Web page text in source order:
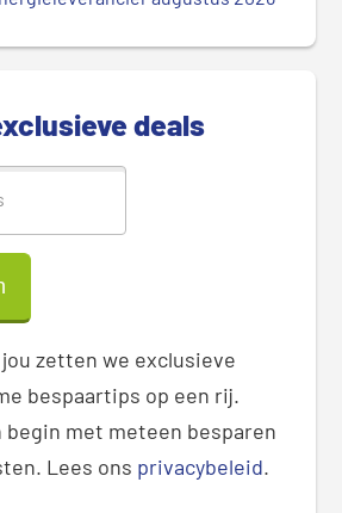
deals
zetten we exclusieve
bespaartips op een rij.
begin met meteen besparen
Lees ons privacybeleid.